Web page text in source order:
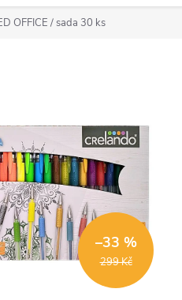
OFFICE / sada 30 ks
299 Kč
–33 %